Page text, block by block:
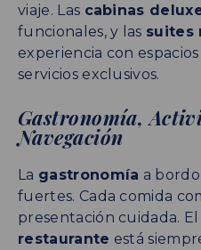
viaje. Las cabinas
funcionales, y las suites
experiencia con
servicios exclusivos.
Gastronomía,
Navegación
La gastronomía a
fuertes. Cada comida
presentación cuidada. El
restaurante está